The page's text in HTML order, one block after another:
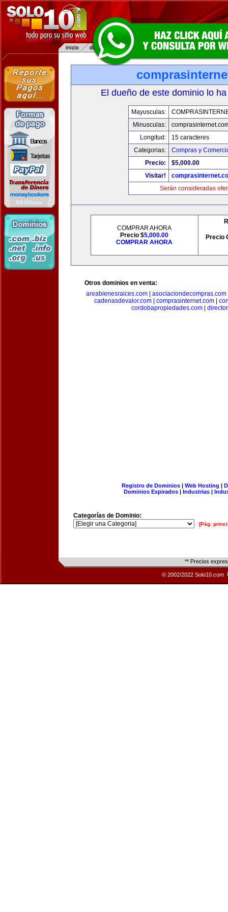
El dueño de este dominio lo
Mayusculas:
Minusculas:
Longitud:
15 caracteres
Categorias:
Compras y
Precio:
$5,000.00
Visitar!
Serán consideradas
COMPRAR AHORA
Precio $5,000.00
COMPRAR AHORA
Precio
Otros dominios en venta:
areabienesraices.com| asociaciondecompras.com
cadenasdevalor.com
comprasinternet.com
cordobapropiedades.com
Registro de Dominios| Web Hosting |
Dominios Expirados | Industrias |
Categorías de Dominio:
[Pág.
** Precios
© 2002/2022 Solo10.com